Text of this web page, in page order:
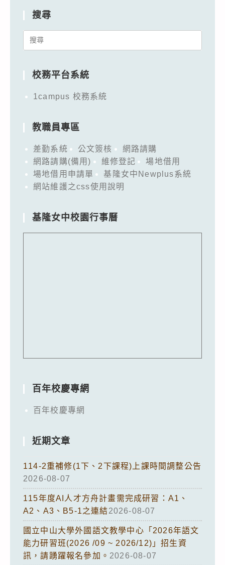
搜尋
Search
校務平台系統
1campus 校務系統
教職員專區
差勤系統 公文簽核
網路請購
網路請購(備用)
維修登記
場地借用
場地借用申請單
基隆女中Newplus系統
網站維護之css使用說明
基隆女中校園行事曆
百年校慶專網
百年校慶專網
近期文章
114-2重補修(1下、2下課程)上課時間調整公告
2026-08-07
115年度AI人才方舟計畫需完成研習：A1、
A2、A3、B5-1之連結2026-08-07
國立中山大學外國語文教學中心「2026年語文
能力研習班(2026 /09 ~ 2026/12)」招生資
訊，請踴躍報名參加。 2026-08-07